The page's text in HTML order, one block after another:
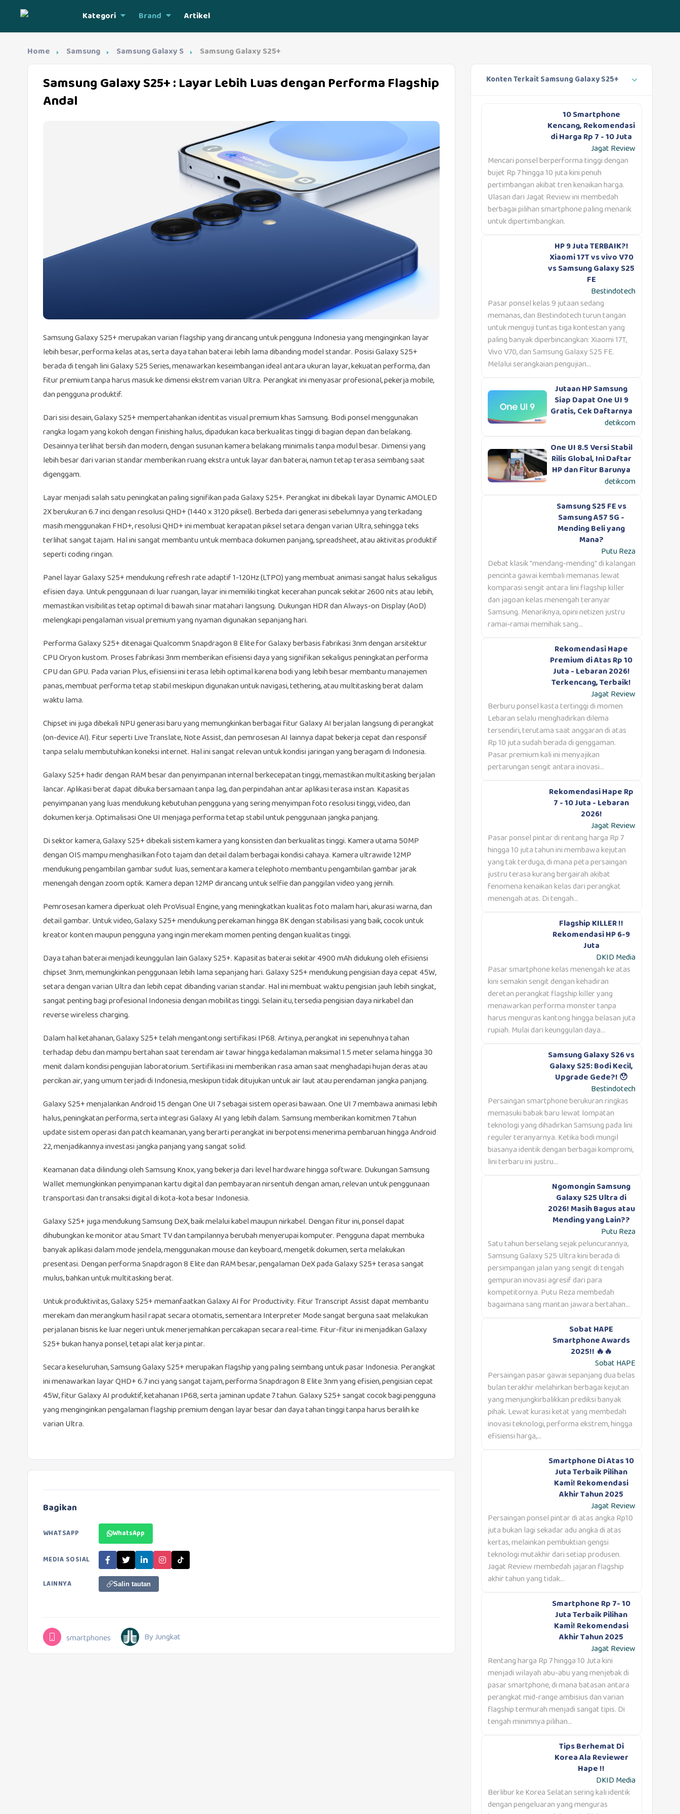
Kategori Brand Artikel
Home Samsung Samsung Galaxy S Samsung Galaxy S25+
Samsung Galaxy S25+: Layar Lebih Luas dengan Performa Flagship
Andal
Samsung Galaxy S25+ merupakan varian flagship yang dirancang untuk pengguna Indonesia yang menginginkan layar
lebih besar, performa kelas atas, serta daya tahan baterai lebih lama dibanding model standar. Posisi Galaxy S25+
berada di tengah lini Galaxy S25 Series, menawarkan keseimbangan ideal antara ukuran layar, kekuatan performa, dan
fitur premium tanpa harus masuk ke dimensi ekstrem varian Ultra. Perangkat ini menyasar profesional, pekerja mobile,
dan pengguna produktif.
Dari sisi desain, Galaxy S25+ mempertahankan identitas visual premium khas Samsung. Bodi ponsel menggunakan
rangka logam yang kokoh dengan finishing halus, dipadukan kaca berkualitas tinggi di bagian depan dan belakang.
Desainnya terlihat bersih dan modern, dengan susunan kamera belakang minimalis tanpa modul besar. Dimensi yang
lebih besar dari varian standar memberikan ruang ekstra untuk layar dan baterai, namun tetap terasa seimbang saat
digenggam.
Layar menjadi salah satu peningkatan paling signifikan pada Galaxy S25+. Perangkat ini dibekali layar Dynamic AMOLED
2X berukuran 6.7 inci dengan resolusi QHD+ (1440 x 3120 piksel). Berbeda dari generasi sebelumnya yang terkadang
masih menggunakan FHD+, resolusi QHD+ ini membuat kerapatan piksel setara dengan varian Ultra, sehingga teks
terlihat sangat tajam. Hal ini sangat membantu untuk membaca dokumen panjang, spreadsheet, atau aktivitas produktif
seperti coding ringan.
Panel layar Galaxy S25+ mendukung refresh rate adaptif 1-120Hz (LTPO) yang membuat animasi sangat halus sekaligus
efisien daya. Untuk penggunaan di luar ruangan, layar ini memiliki tingkat kecerahan puncak sekitar 2600 nits atau lebih,
memastikan visibilitas tetap optimal di bawah sinar matahari langsung. Dukungan HDR dan Always-on Display (AoD)
melengkapi pengalaman visual premium yang nyaman digunakan sepanjang hari.
Performa Galaxy S25+ ditenagai Qualcomm Snapdragon 8 Elite for Galaxy berbasis fabrikasi 3nm dengan arsitektur
CPU Oryon kustom. Proses fabrikasi 3nm memberikan efisiensi daya yang signifikan sekaligus peningkatan performa
CPU dan GPU. Pada varian Plus, efisiensi ini terasa lebih optimal karena bodi yang lebih besar membantu manajemen
panas, membuat performa tetap stabil meskipun digunakan untuk navigasi, tethering, atau multitasking berat dalam
waktu lama.
Chipset ini juga dibekali NPU generasi baru yang memungkinkan berbagai fitur Galaxy AI berjalan langsung di perangkat
(on-device AI). Fitur seperti Live Translate, Note Assist, dan pemrosesan AI lainnya dapat bekerja cepat dan responsif
tanpa selalu membutuhkan koneksi internet. Hal ini sangat relevan untuk kondisi jaringan yang beragam di Indonesia.
Galaxy S25+ hadir dengan RAM besar dan penyimpanan internal berkecepatan tinggi, memastikan multitasking berjalan
lancar. Aplikasi berat dapat dibuka bersamaan tanpa lag, dan perpindahan antar aplikasi terasa instan. Kapasitas
penyimpanan yang luas mendukung kebutuhan pengguna yang sering menyimpan foto resolusi tinggi, video, dan
dokumen kerja. Optimalisasi One UI menjaga performa tetap stabil untuk penggunaan jangka panjang.
Di sektor kamera, Galaxy S25+ dibekali sistem kamera yang konsisten dan berkualitas tinggi. Kamera utama 50MP
dengan OIS mampu menghasilkan foto tajam dan detail dalam berbagai kondisi cahaya. Kamera ultrawide 12MP
mendukung pengambilan gambar sudut luas, sementara kamera telephoto membantu pengambilan gambar jarak
menengah dengan zoom optik. Kamera depan 12MP dirancang untuk selfie dan panggilan video yang jernih.
Pemrosesan kamera diperkuat oleh ProVisual Engine, yang meningkatkan kualitas foto malam hari, akurasi warna, dan
detail gambar. Untuk video, Galaxy S25+ mendukung perekaman hingga 8K dengan stabilisasi yang baik, cocok untuk
kreator konten maupun pengguna yang ingin merekam momen penting dengan kualitas tinggi.
Daya tahan baterai menjadi keunggulan lain Galaxy S25+. Kapasitas baterai sekitar 4900 mAh didukung oleh efisiensi
chipset 3nm, memungkinkan penggunaan lebih lama sepanjang hari. Galaxy S25+ mendukung pengisian daya cepat 45W,
setara dengan varian Ultra dan lebih cepat dibanding varian standar. Hal ini membuat waktu pengisian jauh lebih singkat,
sangat penting bagi profesional Indonesia dengan mobilitas tinggi. Selain itu, tersedia pengisian daya nirkabel dan
reverse wireless charging.
Dalam hal ketahanan, Galaxy S25+ telah mengantongi sertifikasi IP68. Artinya, perangkat ini sepenuhnya tahan
terhadap debu dan mampu bertahan saat terendam air tawar hingga kedalaman maksimal 1.5 meter selama hingga 30
menit dalam kondisi pengujian laboratorium. Sertifikasi ini memberikan rasa aman saat menghadapi hujan deras atau
percikan air, yang umum terjadi di Indonesia, meskipun tidak ditujukan untuk air laut atau perendaman jangka panjang.
Galaxy S25+ menjalankan Android 15 dengan One UI 7 sebagai sistem operasi bawaan. One UI 7 membawa animasi lebih
halus, peningkatan performa, serta integrasi Galaxy AI yang lebih dalam. Samsung memberikan komitmen 7 tahun
update sistem operasi dan patch keamanan, yang berarti perangkat ini berpotensi menerima pembaruan hingga Android
22, menjadikannya investasi jangka panjang yang sangat solid.
Keamanan data dilindungi oleh Samsung Knox, yang bekerja dari level hardware hingga software. Dukungan Samsung
Wallet memungkinkan penyimpanan kartu digital dan pembayaran nirsentuh dengan aman, relevan untuk penggunaan
transportasi dan transaksi digital di kota-kota besar Indonesia.
Galaxy S25+ juga mendukung Samsung DeX, baik melalui kabel maupun nirkabel. Dengan fitur ini, ponsel dapat
dihubungkan ke monitor atau Smart TV dan tampilannya berubah menyerupai komputer. Pengguna dapat membuka
banyak aplikasi dalam mode jendela, menggunakan mouse dan keyboard, mengetik dokumen, serta melakukan
presentasi. Dengan performa Snapdragon 8 Elite dan RAM besar, pengalaman DeX pada Galaxy S25+ terasa sangat
mulus, bahkan untuk multitasking berat.
Untuk produktivitas, Galaxy S25+ memanfaatkan Galaxy AI for Productivity. Fitur Transcript Assist dapat membantu
merekam dan merangkum hasil rapat secara otomatis, sementara Interpreter Mode sangat berguna saat melakukan
perjalanan bisnis ke luar negeri untuk menerjemahkan percakapan secara real-time. Fitur-fitur ini menjadikan Galaxy
S25+ bukan hanya ponsel, tetapi alat kerja pintar.
Secara keseluruhan, Samsung Galaxy S25+ merupakan flagship yang paling seimbang untuk pasar Indonesia. Perangkat
ini menawarkan layar QHD+ 6.7 inci yang sangat tajam, performa Snapdragon 8 Elite 3nm yang efisien, pengisian cepat
45W, fitur Galaxy AI produktif, ketahanan IP68, serta jaminan update 7 tahun. Galaxy S25+ sangat cocok bagi pengguna
yang menginginkan pengalaman flagship premium dengan layar besar dan daya tahan tinggi tanpa harus beralih ke
varian Ultra.
Bagikan
WHATSAPP WhatsApp
MEDIA SOSIAL
LAINNYA Salin tautan
smartphones By Jungkat
Konten Terkait Samsung Galaxy S25+
10 Smartphone
Kencang, Rekomendasi
di Harga Rp 7 - 10 Juta
Jagat Review
Mencari ponsel berperforma tinggi dengan
bujet Rp 7 hingga 10 juta kini penuh
pertimbangan akibat tren kenaikan harga.
Ulasan dari Jagat Review ini membedah
berbagai pilihan smartphone paling menarik
untuk dipertimbangkan.
HP 9 Juta TERBAIK?!
Xiaomi 17T vs vivo V70
vs Samsung Galaxy S25
FE
Bestindotech
Pasar ponsel kelas 9 jutaan sedang
memanas, dan Bestindotech turun tangan
untuk menguji tuntas tiga kontestan yang
paling banyak diperbincangkan: Xiaomi 17T,
Vivo V70, dan Samsung Galaxy S25 FE.
Melalui serangkaian pengujian...
Jutaan HP Samsung
Siap Dapat One UI 9
Gratis, Cek Daftarnya
detikcom
One UI 8.5 Versi Stabil
Rilis Global, Ini Daftar
HP dan Fitur Barunya
detikcom
Samsung S25 FE vs
Samsung A57 5G -
Mending Beli yang
Mana?
Putu Reza
Debat klasik "mendang-mending" di kalangan
pencinta gawai kembali memanas lewat
komparasi sengit antara lini flagship killer
dan jagoan kelas menengah teranyar
Samsung. Menariknya, opini netizen justru
ramai-ramai memihak sang...
Rekomendasi Hape
Premium di Atas Rp 10
Juta - Lebaran 2026!
Terkencang, Terbaik!
Jagat Review
Berburu ponsel kasta tertinggi di momen
Lebaran selalu menghadirkan dilema
tersendiri, terutama saat anggaran di atas
Rp 10 juta sudah berada di genggaman.
Pasar premium kali ini menyajikan
pertarungan sengit antara inovasi...
Rekomendasi Hape Rp
7 - 10 Juta - Lebaran
2026!
Jagat Review
Pasar ponsel pintar di rentang harga Rp 7
hingga 10 juta tahun ini membawa kejutan
yang tak terduga, di mana peta persaingan
justru terasa kurang bergairah akibat
fenomena kenaikan kelas dari perangkat
menengah atas. Di tengah...
Flagship KILLER !!
Rekomendasi HP 6-9
Juta
DKID Media
Pasar smartphone kelas menengah ke atas
kini semakin sengit dengan kehadiran
deretan perangkat flagship killer yang
menawarkan performa monster tanpa
harus menguras kantong hingga belasan juta
rupiah. Mulai dari keunggulan daya...
Samsung Galaxy S26 vs
Galaxy S25: Bodi Kecil,
Upgrade Gede?! 😯
Bestindotech
Persaingan smartphone berukuran ringkas
memasuki babak baru lewat lompatan
teknologi yang dihadirkan Samsung pada lini
reguler teranyarnya. Ketika bodi mungil
biasanya identik dengan berbagai kompromi,
lini terbaru ini justru...
Ngomongin Samsung
Galaxy S25 Ultra di
2026! Masih Bagus atau
Mending yang Lain??
Putu Reza
Satu tahun berselang sejak peluncurannya,
Samsung Galaxy S25 Ultra kini berada di
persimpangan jalan yang sengit di tengah
gempuran inovasi agresif dari para
kompetitornya. Putu Reza membedah
bagaimana sang mantan jawara bertahan...
Sobat HAPE
Smartphone Awards
2025!! 🔥🔥
Sobat HAPE
Persaingan pasar gawai sepanjang dua belas
bulan terakhir melahirkan berbagai kejutan
yang menjungkirbalikkan prediksi banyak
pihak. Lewat kurasi ketat yang membedah
inovasi teknologi, performa ekstrem, hingga
efisiensi harga,...
Smartphone Di Atas 10
Juta Terbaik Pilihan
Kami! Rekomendasi
Akhir Tahun 2025
Jagat Review
Persaingan ponsel pintar di atas angka Rp10
juta bukan lagi sekadar adu angka di atas
kertas, melainkan pembuktian gengsi
teknologi mutakhir dari setiap produsen.
Jagat Review membedah jajaran flagship
akhir tahun yang tidak...
Smartphone Rp 7- 10
Juta Terbaik Pilihan
Kami! Rekomendasi
Akhir Tahun 2025
Jagat Review
Rentang harga Rp 7 hingga 10 Juta kini
menjadi wilayah abu-abu yang menjebak di
pasar smartphone, di mana batasan antara
perangkat mid-range ambisius dan varian
flagship termurah menjadi sangat tipis. Di
tengah minimnya pilihan...
Tips Berhemat Di
Korea Ala Reviewer
Hape !!
DKID Media
Berlibur ke Korea Selatan sering kali identik
dengan pengeluaran yang menguras